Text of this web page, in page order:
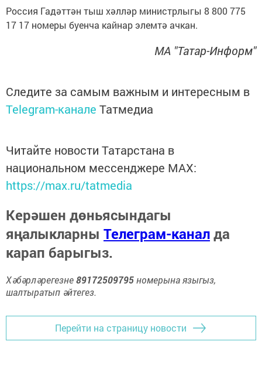
Россия Гадәттән тыш хәлләр министрлыгы 8 800 775
17 17 номеры буенча кайнар элемтә ачкан.
МА "Татар-Информ"
Следите за самым важным и интересным в
Telegram-канале Татмедиа
Читайте новости Татарстана в
национальном мессенджере MАХ:
https://max.ru/tatmedia
Керәшен дөньясындагы
яңалыкларны Телеграм-каналда
карап барыгыз.
Хәбәрләрегезне89172509795номерына языгыз,
шалтыратып әйтегез.
Перейти на страницу новости